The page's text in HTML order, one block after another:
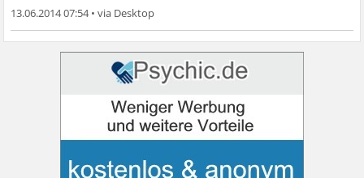
13.06.2014 07:54•